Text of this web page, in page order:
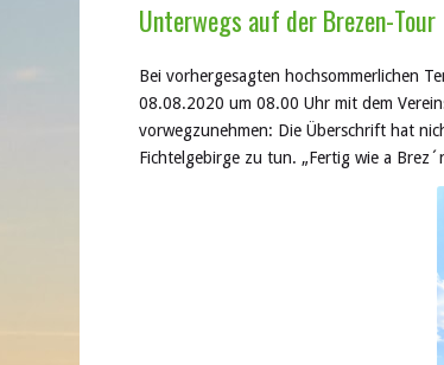
Unterwegs auf der Brezen-Tour
Bei vorhergesagten hochsommerlichen
08.08.2020 um 08.00 Uhr mit dem
vorwegzunehmen: Die Überschrift hat
Fichtelgebirge zu tun. „Fertig wie a